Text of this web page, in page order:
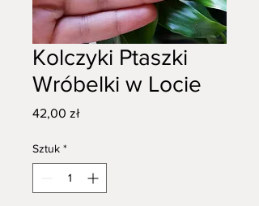
Kolczyki Ptaszki
Wróbelki w Locie
42,00 złCena
Sztuk *